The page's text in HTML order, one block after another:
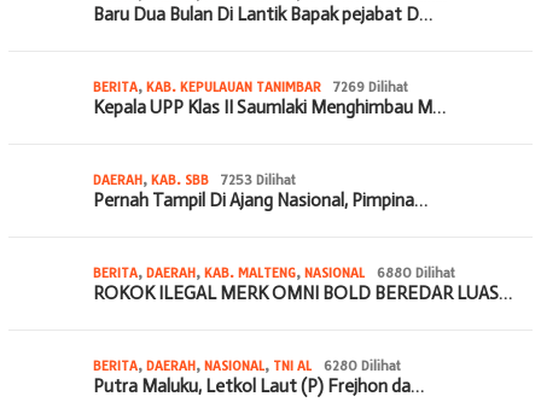
Baru Dua Bulan Di Lantik Bapak pejabat D…
BERITA, KAB. KEPULAUAN TANIMBAR 7269 Dilihat
Kepala UPP Klas II Saumlaki Menghimbau M…
DAERAH, KAB. SBB 7253 Dilihat
Pernah Tampil Di Ajang Nasional, Pimpina…
BERITA, DAERAH, KAB. MALTENG, NASIONAL 6880 Dilihat
ROKOK ILEGAL MERK OMNI BOLD BEREDAR LUAS…
BERITA, DAERAH, NASIONAL, TNI AL 6280 Dilihat
Putra Maluku, Letkol Laut (P) Frejhon da…